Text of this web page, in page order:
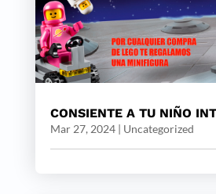
CONSIENTE A TU NIÑO
Mar 27, 2024| Uncategorized